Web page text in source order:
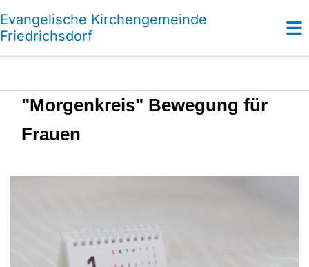
Evangelische Kirchengemeinde
Friedrichsdorf
"Morgenkreis" Bewegung für
Frauen